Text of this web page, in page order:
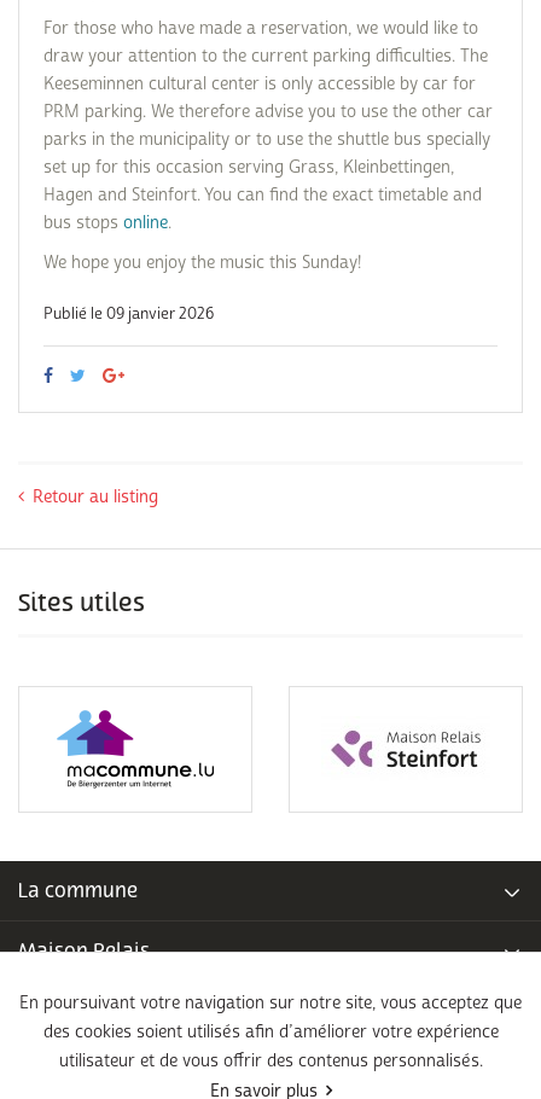
For those who have made a reservation, we would like to
draw your attention to the current parking difficulties. The
Keeseminnen cultural center is only accessible by car for
PRM parking. We therefore advise you to use the other car
parks in the municipality or to use the shuttle bus specially
set up for this occasion serving Grass, Kleinbettingen,
Hagen and Steinfort. You can find the exact timetable and
bus stops online.
We hope you enjoy the music this Sunday!
Publié le 09 janvier 2026
Retour au listing
Sites utiles
La commune
Maison Relais
Piscine communale
École fondamentale
En poursuivant votre navigation sur notre site, vous acceptez que
des cookies soient utilisés afin d’améliorer votre expérience
utilisateur et de vous offrir des contenus personnalisés.
En savoir plus